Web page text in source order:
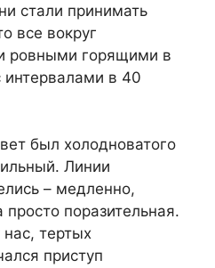
стали принимать
все вокруг
ровными горящими в
интервалами в 40
был холодноватого
Линии
– медленно,
поразительная.
тертых
приступ